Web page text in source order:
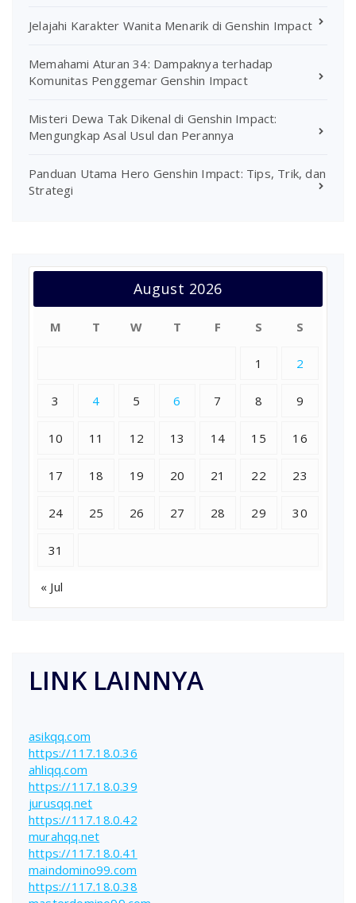
Jelajahi Karakter Wanita Menarik di Genshin Impact
Memahami Aturan 34: Dampaknya terhadap
Komunitas Penggemar Genshin Impact
Misteri Dewa Tak Dikenal di Genshin Impact:
Mengungkap Asal Usul dan Perannya
Panduan Utama Hero Genshin Impact: Tips, Trik, dan
Strategi
August 2026
M T W T F S S
1 2
3 4 5 6 7 8 9
10 11 12 13 14 15 16
17 18 19 20 21 22 23
24 25 26 27 28 29 30
31
« Jul
LINK LAINNYA
asikqq.com
https://117.18.0.36
ahliqq.com
https://117.18.0.39
jurusqq.net
https://117.18.0.42
murahqq.net
https://117.18.0.41
maindomino99.com
https://117.18.0.38